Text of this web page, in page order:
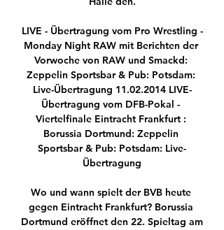
LIVE - Übertragung vom Pro Wrestling -
Monday Night RAW mit Berichten der
Vorwoche von RAW und Smackd:
Zeppelin Sportsbar & Pub: Potsdam:
Live-Übertragung 11.02.2014 LIVE-
Übertragung vom DFB-Pokal -
Viertelfinale Eintracht Frankfurt :
Borussia Dortmund: Zeppelin
Sportsbar & Pub: Potsdam: Live-
Übertragung
Wo und wann spielt der BVB heute
gegen Eintracht Frankfurt? Borussia
Dortmund eröffnet den 22. Spieltag am